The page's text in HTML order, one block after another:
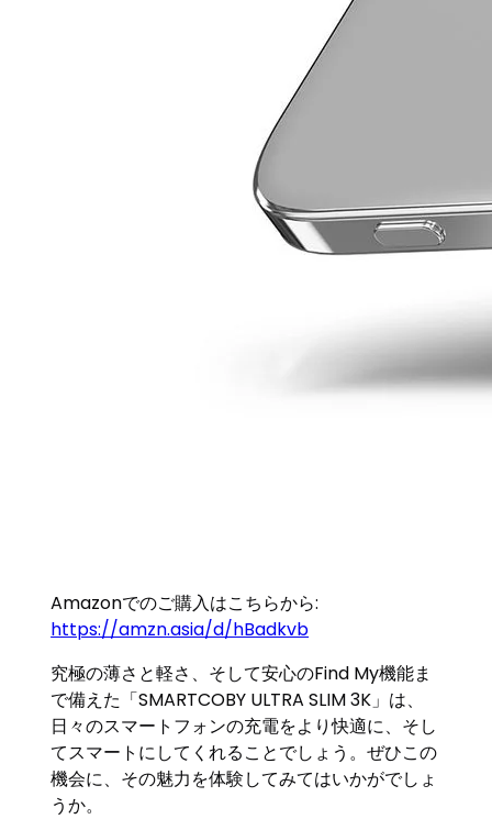
Amazonでのご購入はこちらから:
https://amzn.asia/d/hBadkvb
究極の薄さと軽さ、そして安心のFind My機能ま
で備えた「SMARTCOBY ULTRA SLIM 3K」は、
日々のスマートフォンの充電をより快適に、そし
てスマートにしてくれることでしょう。ぜひこの
機会に、その魅力を体験してみてはいかがでしょ
うか。